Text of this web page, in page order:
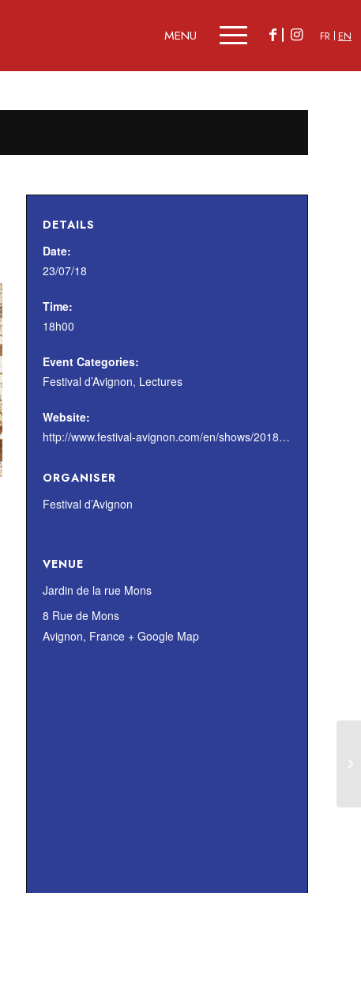
FR EN
DETAILS
Date:
23/07/18
Time:
18h00
Event Categories:
Festival d’Avignon, Lectures
Website:
http://www.festival-avignon.com/en/shows/2018/ecrits-d-acteurs
ORGANISER
Festival d’Avignon
VENUE
Jardin de la rue Mons
8 Rue de Mons
Avignon, France + Google Map